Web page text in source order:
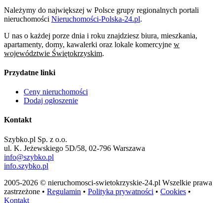
Należymy do największej w Polsce grupy regionalnych portali
nieruchomości Nieruchomości-Polska-24.pl.
U nas o każdej porze dnia i roku znajdziesz biura, mieszkania,
apartamenty, domy, kawalerki oraz lokale komercyjne w
województwie Świętokrzyskim.
Przydatne linki
Ceny nieruchomości
Dodaj ogłoszenie
Kontakt
Szybko.pl Sp. z o.o.
ul. K. Jeżewskiego 5D/58, 02-796 Warszawa
info@szybko.pl
info.szybko.pl
2005-2026 © nieruchomosci-swietokrzyskie-24.pl Wszelkie prawa
zastrzeżone • Regulamin • Polityka prywatności • Cookies •
Kontakt